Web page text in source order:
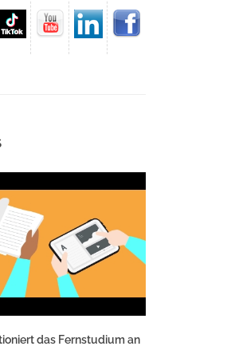
das Fernstudium an